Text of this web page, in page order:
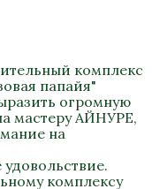
комплекс
папайя"
огромную
мастеру АЙНУРЕ,
на
комплексу